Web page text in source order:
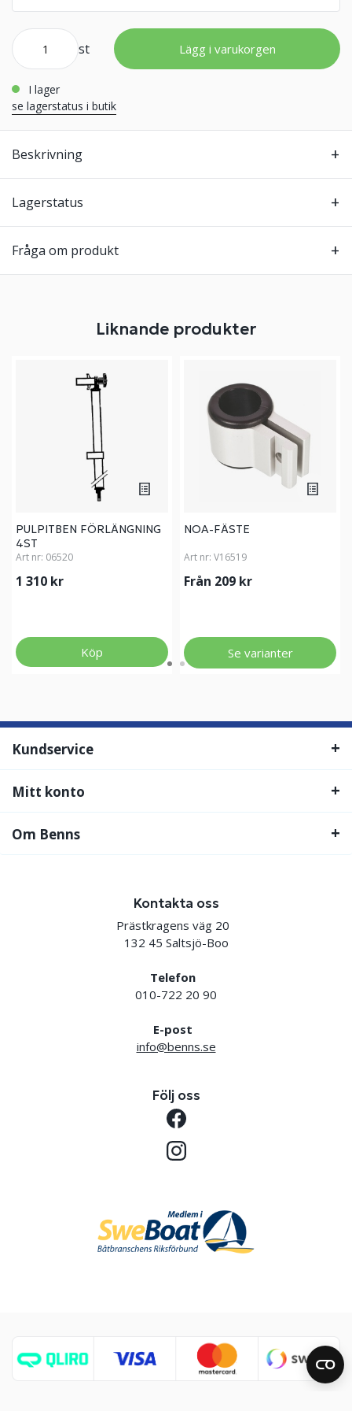
st Lägg i varukorgen
i lager
se lagerstatus i butik
Beskrivning
Lagerstatus
Fråga om produkt
Liknande produkter
PULPITBEN FÖRLÄNGNING
4ST
Art nr: 06520
1 310 kr
Köp
NOA-FÄSTE
Art nr: V16519
Från 209 kr
Se varianter
Kundservice
Mitt konto
Om Benns
Kontakta oss
Prästkragens väg 20
132 45 Saltsjö-Boo
Telefon
010-722 20 90
E-post
info@benns.se
Följ oss